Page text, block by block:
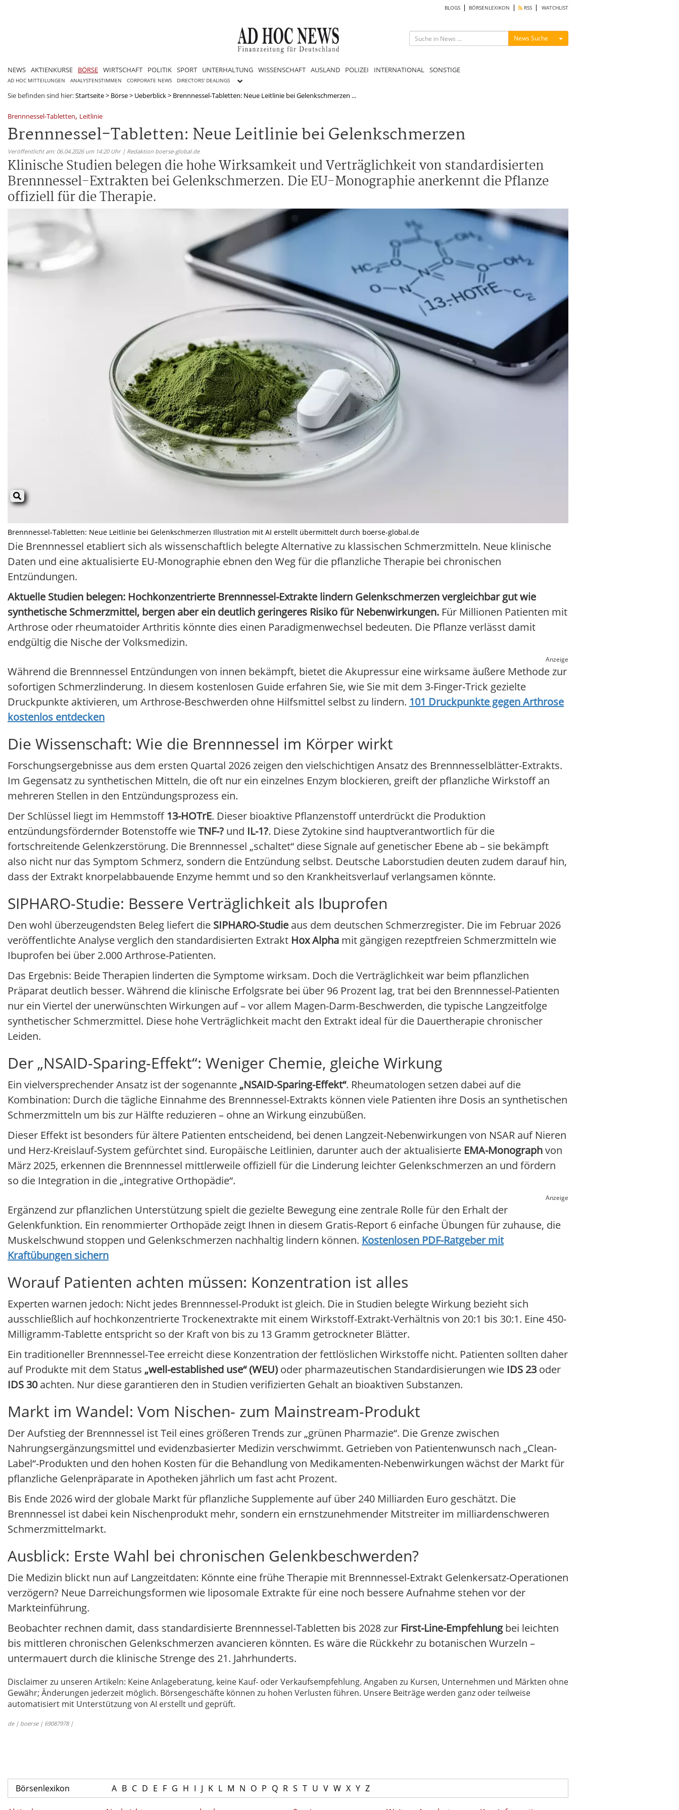
BLOGS BÖRSENLEXIKON RSS WATCHLIST
News Suche Menü ein-/ausblenden
NEWS AKTIENKURSE BÖRSE WIRTSCHAFT POLITIK SPORT UNTERHALTUNG WISSENSCHAFT AUSLAND POLIZEI INTERNATIONAL SONSTIGE
AD HOC MITTEILUNGEN ANALYSTENSTIMMEN CORPORATE NEWS DIRECTORS' DEALINGS
Sie befinden sind hier:Startseite> Börse> Ueberblick> Brennnessel-Tabletten: Neue Leitlinie bei Gelenkschmerzen ...
Brennnessel-Tabletten, Leitlinie
Brennnessel-Tabletten: Neue Leitlinie bei Gelenkschmerzen
Veröffentlicht am: 06.04.2026 um 14:20 Uhr | Redaktion boerse-global.de
Klinische Studien belegen die hohe Wirksamkeit und Verträglichkeit von standardisierten
Brennnessel-Extrakten bei Gelenkschmerzen. Die EU-Monographie anerkennt die Pflanze
offiziell für die Therapie.
Brennnessel-Tabletten: Neue Leitlinie bei Gelenkschmerzen Illustration mit AI erstellt übermittelt durch boerse-global.de
Die Brennnessel etabliert sich als wissenschaftlich belegte Alternative zu klassischen Schmerzmitteln. Neue klinische
Daten und eine aktualisierte EU-Monographie ebnen den Weg für die pflanzliche Therapie bei chronischen
Entzündungen.
Aktuelle Studien belegen: Hochkonzentrierte Brennnessel-Extrakte lindern Gelenkschmerzen vergleichbar gut wie
synthetische Schmerzmittel, bergen aber ein deutlich geringeres Risiko für Nebenwirkungen. Für Millionen Patienten mit
Arthrose oder rheumatoider Arthritis könnte dies einen Paradigmenwechsel bedeuten. Die Pflanze verlässt damit
endgültig die Nische der Volksmedizin.
Anzeige
Während die Brennnessel Entzündungen von innen bekämpft, bietet die Akupressur eine wirksame äußere Methode zur
sofortigen Schmerzlinderung. In diesem kostenlosen Guide erfahren Sie, wie Sie mit dem 3-Finger-Trick gezielte
Druckpunkte aktivieren, um Arthrose-Beschwerden ohne Hilfsmittel selbst zu lindern. 101 Druckpunkte gegen Arthrose
kostenlos entdecken
Die Wissenschaft: Wie die Brennnessel im Körper wirkt
Forschungsergebnisse aus dem ersten Quartal 2026 zeigen den vielschichtigen Ansatz des Brennnesselblätter-Extrakts.
Im Gegensatz zu synthetischen Mitteln, die oft nur ein einzelnes Enzym blockieren, greift der pflanzliche Wirkstoff an
mehreren Stellen in den Entzündungsprozess ein.
Der Schlüssel liegt im Hemmstoff 13-HOTrE. Dieser bioaktive Pflanzenstoff unterdrückt die Produktion
entzündungsfördernder Botenstoffe wieTNF-? und IL-1?. Diese Zytokine sind hauptverantwortlich für die
fortschreitende Gelenkzerstörung. Die Brennnessel „schaltet“ diese Signale auf genetischer Ebene ab – sie bekämpft
also nicht nur das Symptom Schmerz, sondern die Entzündung selbst. Deutsche Laborstudien deuten zudem darauf hin,
dass der Extrakt knorpelabbauende Enzyme hemmt und so den Krankheitsverlauf verlangsamen könnte.
SIPHARO-Studie: Bessere Verträglichkeit als Ibuprofen
Den wohl überzeugendsten Beleg liefert die SIPHARO-Studie aus dem deutschen Schmerzregister. Die im Februar 2026
veröffentlichte Analyse verglich den standardisierten Extrakt Hox Alpha mit gängigen rezeptfreien Schmerzmitteln wie
Ibuprofen bei über 2.000 Arthrose-Patienten.
Das Ergebnis: Beide Therapien linderten die Symptome wirksam. Doch die Verträglichkeit war beim pflanzlichen
Präparat deutlich besser. Während die klinische Erfolgsrate bei über 96 Prozent lag, trat bei den Brennnessel-Patienten
nur ein Viertel der unerwünschten Wirkungen auf – vor allem Magen-Darm-Beschwerden, die typische Langzeitfolge
synthetischer Schmerzmittel. Diese hohe Verträglichkeit macht den Extrakt ideal für die Dauertherapie chronischer
Leiden.
Der „NSAID-Sparing-Effekt“: Weniger Chemie, gleiche Wirkung
Ein vielversprechender Ansatz ist der sogenannte„NSAID-Sparing-Effekt“. Rheumatologen setzen dabei auf die
Kombination: Durch die tägliche Einnahme des Brennnessel-Extrakts können viele Patienten ihre Dosis an synthetischen
Schmerzmitteln um bis zur Hälfte reduzieren – ohne an Wirkung einzubüßen.
Dieser Effekt ist besonders für ältere Patienten entscheidend, bei denen Langzeit-Nebenwirkungen von NSAR auf Nieren
und Herz-Kreislauf-System gefürchtet sind. Europäische Leitlinien, darunter auch der aktualisierte EMA-Monographvon
März 2025, erkennen die Brennnessel mittlerweile offiziell für die Linderung leichter Gelenkschmerzen an und fördern
so die Integration in die „integrative Orthopädie“.
Anzeige
Ergänzend zur pflanzlichen Unterstützung spielt die gezielte Bewegung eine zentrale Rolle für den Erhalt der
Gelenkfunktion. Ein renommierter Orthopäde zeigt Ihnen in diesem Gratis-Report 6 einfache Übungen für zuhause, die
Muskelschwund stoppen und Gelenkschmerzen nachhaltig lindern können. Kostenlosen PDF-Ratgeber mit
Kraftübungen sichern
Worauf Patienten achten müssen: Konzentration ist alles
Experten warnen jedoch: Nicht jedes Brennnessel-Produkt ist gleich. Die in Studien belegte Wirkung bezieht sich
ausschließlich auf hochkonzentrierte Trockenextrakte mit einem Wirkstoff-Extrakt-Verhältnis von 20:1 bis 30:1. Eine 450-
Milligramm-Tablette entspricht so der Kraft von bis zu 13 Gramm getrockneter Blätter.
Ein traditioneller Brennnessel-Tee erreicht diese Konzentration der fettlöslichen Wirkstoffe nicht. Patienten sollten daher
auf Produkte mit dem Status „well-established use“ (WEU) oder pharmazeutischen Standardisierungen wie IDS 23 oder
IDS 30achten. Nur diese garantieren den in Studien verifizierten Gehalt an bioaktiven Substanzen.
Markt im Wandel: Vom Nischen- zum Mainstream-Produkt
Der Aufstieg der Brennnessel ist Teil eines größeren Trends zur „grünen Pharmazie“. Die Grenze zwischen
Nahrungsergänzungsmittel und evidenzbasierter Medizin verschwimmt. Getrieben von Patientenwunsch nach „Clean-
Label“-Produkten und den hohen Kosten für die Behandlung von Medikamenten-Nebenwirkungen wächst der Markt für
pflanzliche Gelenpräparate in Apotheken jährlich um fast acht Prozent.
Bis Ende 2026 wird der globale Markt für pflanzliche Supplemente auf über 240 Milliarden Euro geschätzt. Die
Brennnessel ist dabei kein Nischenprodukt mehr, sondern ein ernstzunehmender Mitstreiter im milliardenschweren
Schmerzmittelmarkt.
Ausblick: Erste Wahl bei chronischen Gelenkbeschwerden?
Die Medizin blickt nun auf Langzeitdaten: Könnte eine frühe Therapie mit Brennnessel-Extrakt Gelenkersatz-Operationen
verzögern? Neue Darreichungsformen wie liposomale Extrakte für eine noch bessere Aufnahme stehen vor der
Markteinführung.
Beobachter rechnen damit, dass standardisierte Brennnessel-Tabletten bis 2028 zur First-Line-Empfehlungbei leichten
bis mittleren chronischen Gelenkschmerzen avancieren könnten. Es wäre die Rückkehr zu botanischen Wurzeln –
untermauert durch die klinische Strenge des 21. Jahrhunderts.
Disclaimer zu unseren Artikeln: Keine Anlageberatung, keine Kauf- oder Verkaufsempfehlung. Angaben zu Kursen, Unternehmen und Märkten ohne
Gewähr; Änderungen jederzeit möglich. Börsengeschäfte können zu hohen Verlusten führen. Unsere Beiträge werden ganz oder teilweise
automatisiert mit Unterstützung von AI erstellt und geprüft.
de | boerse | 69087978 |
Börsenlexikon A B C D E F G H I J K L M N O P Q R S T U V W X Y Z